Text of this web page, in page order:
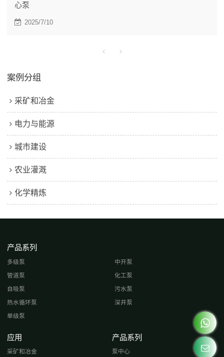
心泵
2025/7/10
案例分组
采矿和冶金
电力与能源
城市建设
农业灌溉
化学精炼
产品系列
多级泵
中开泵
管道泵
化工泵
自吸泵
污水泵
热水循环泵
深井泵
单级泵
应用
采矿和冶金
产品系列
泵中心